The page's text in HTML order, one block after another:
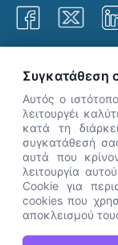
Η Ιστοσελίδα ΑνΑΔ είναι
Συγκατάθεση
Αυτός ο
λειτουργέι
κατά τη
συγκατάθεσή
αυτά που
λειτουργία
Cookie για
cookies που
αποκλεισμού